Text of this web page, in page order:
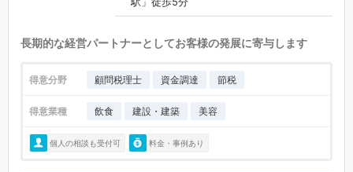
長期的な経営パートナーとしてお客様の発展に寄与します
得意分野 顧問税理士 資金調達 節税
得意業種 飲食 建設・建築 美容
個人の相談も受付可 料金・事例あり